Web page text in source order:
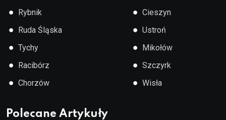
● Rybnik
● Ruda Śląska
● Tychy
● Racibórz
● Chorzów
● Cieszyn
● Ustroń
● Mikołów
● Szczyrk
● Wisła
Polecane Artykuły